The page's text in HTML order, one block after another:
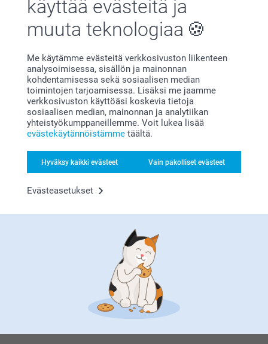
käyttää evästeitä ja
muuta teknologiaa
Me käytämme evästeitä verkkosivuston liikenteen
analysoimisessa, sisällön ja mainonnan
kohdentamisessa sekä sosiaalisen median
toimintojen tarjoamisessa. Lisäksi me jaamme
verkkosivuston käyttöäsi koskevia tietoja
sosiaalisen median, mainonnan ja analytiikan
yhteistyökumppaneillemme. Voit lukea lisää
evästekäytännöistämme täältä.
Hyväksy kaikki evästeet Vain pakolliset evästeet
Evästeasetukset
Bonusta kaikista tilauksista
Olemme täällä sinun vuoksesi